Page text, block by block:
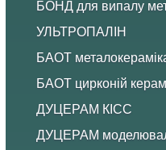
БОНД для випалу
УЛЬТРОПАЛІН
БАОТ
БАОТ цирконій
ДУЦЕРАМ КІСС
ДУЦЕРАМ